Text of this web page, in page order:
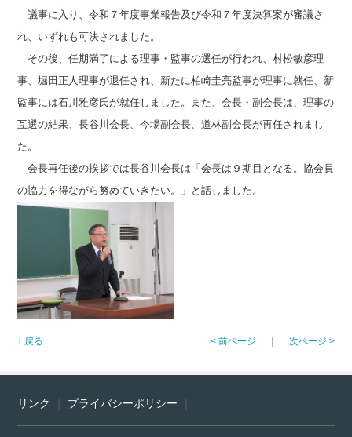
議事に入り、令和７年度事業報告及び令和７年度決算案が審議さ
れ、いずれも可決されました。
その後、任期満了による理事・監事の選任が行われ、村松敏彦理
事、堀田正人理事が退任され、新たに柏崎圭亮監事が理事に就任、新
監事には石川雅彦氏が就任しました。また、会長・副会長は、理事の
互選の結果、長谷川会長、今場副会長、道林副会長が再任されまし
た。
会長再任後の挨拶では長谷川会長は「会長は９期目となる。協会員
の協力を得ながら努めていきたい。」と話しました。
↑ 戻る 次ページ >
< 前ページ
リンク プライバシーポリシー